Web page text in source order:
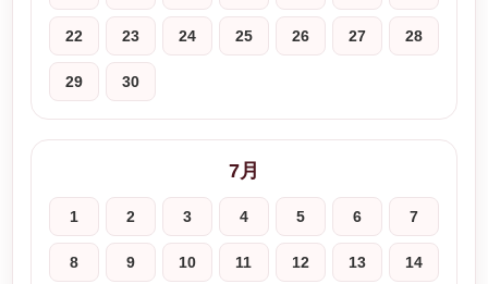
22 23 24 25 26 27 28
29 30
7月
1 2 3 4 5 6 7
8 9 10 11 12 13 14